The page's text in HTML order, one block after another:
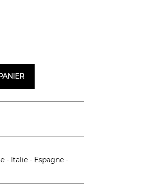
- Italie - Espagne -